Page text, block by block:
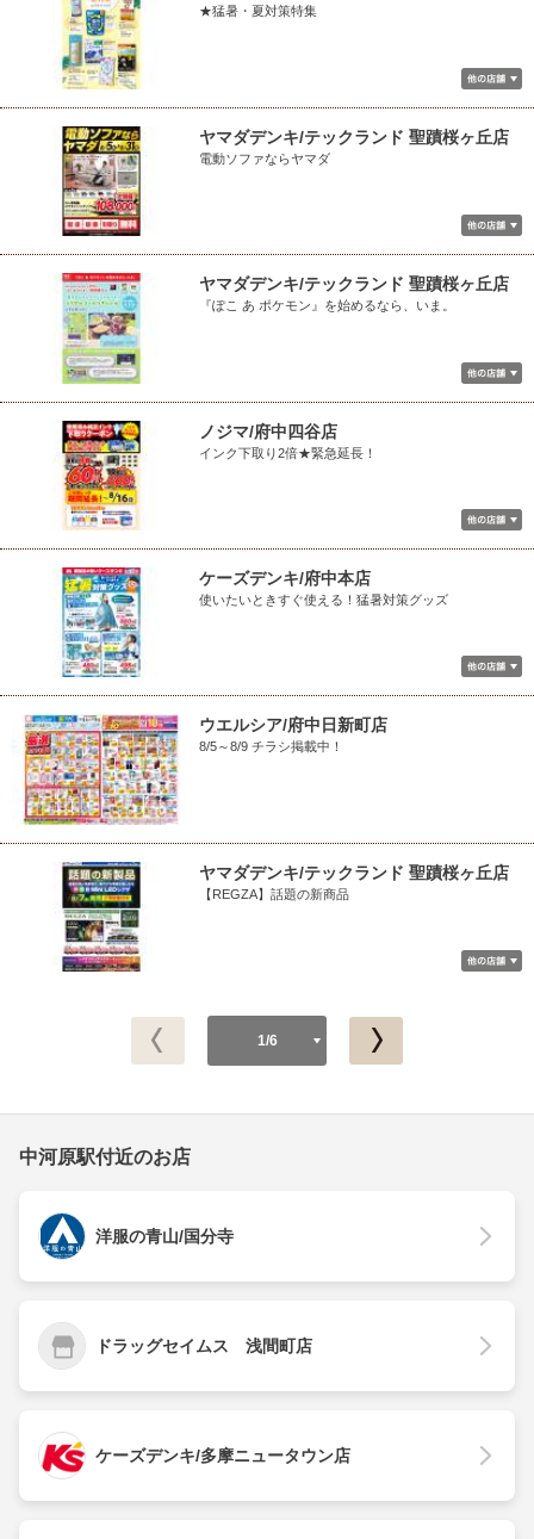
★猛暑・夏対策特集
ヤマダデンキ/テックランド 聖蹟桜ヶ丘店
電動ソファならヤマダ
ヤマダデンキ/テックランド 聖蹟桜ヶ丘店
『ぽこ あ ポケモン』を始めるなら、いま。
ノジマ/府中四谷店
インク下取り2倍★緊急延長！
ケーズデンキ/府中本店
使いたいときすぐ使える！猛暑対策グッズ
ウエルシア/府中日新町店
8/5～8/9 チラシ掲載中！
ヤマダデンキ/テックランド 聖蹟桜ヶ丘店
【REGZA】話題の新商品
1/6
中河原駅付近のお店
洋服の青山/国分寺
ドラッグセイムス 浅間町店
ケーズデンキ/多摩ニュータウン店